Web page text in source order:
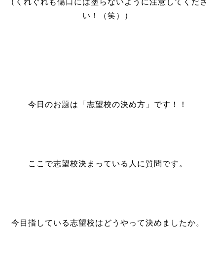
（くれぐれも傷口には塗らないように注意してくださ
い！（笑））
今日のお題は「志望校の決め方」です！！
ここで志望校決まっている人に質問です。
今目指している志望校はどうやって決めましたか。